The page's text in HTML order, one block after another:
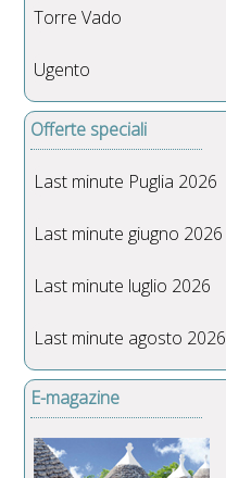
Torre Vado
Ugento
Offerte speciali
Last minute Puglia 2026
Last minute giugno 2026
Last minute luglio 2026
Last minute agosto 2026
E-magazine